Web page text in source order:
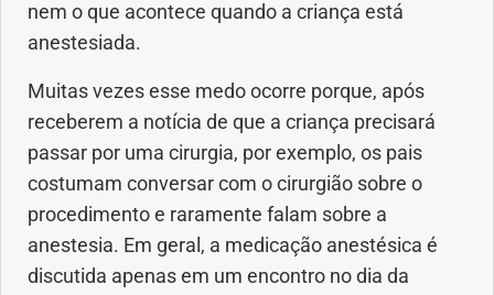
Atividade física
Beleza e Cosmética
Câncer
Cirurgia Plástica
Coronavírus
nem o que acontece quando a criança está
anestesiada.
Muitas vezes esse medo ocorre porque, após
receberem a notícia de que a criança precisará
passar por uma cirurgia, por exemplo, os pais
costumam conversar com o cirurgião sobre o
procedimento e raramente falam sobre a
anestesia. Em geral, a medicação anestésica é
discutida apenas em um encontro no dia da